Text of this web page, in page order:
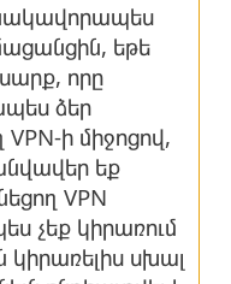
եթե
որը
ձեր
ի միջոցով,
եք
VPN
չեք կիրառում
սխալ